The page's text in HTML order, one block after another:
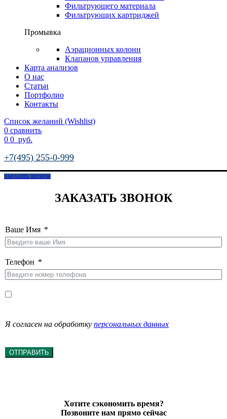
Фильтрующего материала
Фильтрующих картриджей
Промывка
Аэрационных колонн
Клапанов управления
Карта анализов
О нас
Статьи
Портфолио
Контакты
Список желаний (Wishlist)
0 сравнить
0 0 руб.
+7(495) 255-0-999
ЗАКАЗАТЬ ЗВОНОК
ЗАКАЗАТЬ ЗВОНОК
Ваше Имя
Телефон
Я согласен на обработку персональных данных
ОТПРАВИТЬ
Хотите сэкономить время?
Позвоните нам прямо сейчас